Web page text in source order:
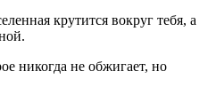
крутится вокруг тебя, а
никогда не обжигает, но